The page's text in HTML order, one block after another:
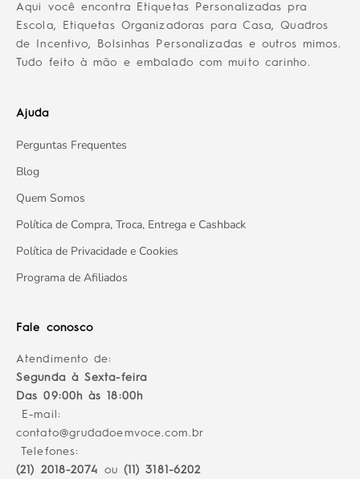
Aqui você encontra Etiquetas Personalizadas pra
Escola, Etiquetas Organizadoras para Casa, Quadros
de Incentivo, Bolsinhas Personalizadas e outros mimos.
Tudo feito à mão e embalado com muito carinho.
Ajuda
Perguntas Frequentes
Blog
Quem Somos
Política de Compra, Troca, Entrega e Cashback
Política de Privacidade e Cookies
Programa de Afiliados
Fale conosco
Atendimento de:
Segunda à Sexta-feira
Das 09:00h às 18:00h
E-mail:
contato@grudadoemvoce.com.br
Telefones:
(21) 2018-2074
ou (11) 3181-6202